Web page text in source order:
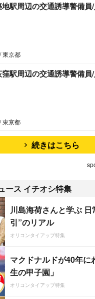
地駅周辺の交通誘導警備員
東京都
窪駅周辺の交通誘導警備員
東京都
続きはこちら
ース イチオシ特集
川島海荷さんと学ぶ
引”のリアル
オリコンタイアップ特集
マクドナルドが40年に
生の甲子園」
オリコンタイアップ特集